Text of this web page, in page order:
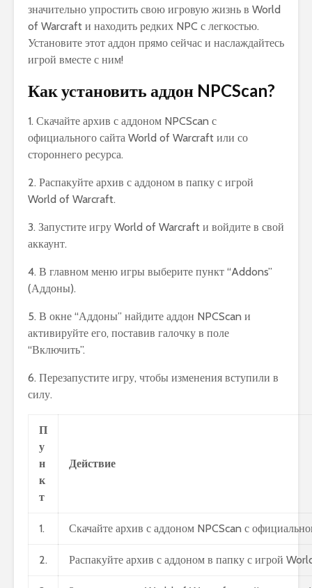
значительно упростить свою игровую жизнь в World
of Warcraft и находить редких NPC с легкостью.
Установите этот аддон прямо сейчас и наслаждайтесь
игрой вместе с ним!
Как установить аддон NPCScan?
1. Скачайте архив с аддоном NPCScan с
официального сайта World of Warcraft или со
стороннего ресурса.
2. Распакуйте архив с аддоном в папку с игрой
World of Warcraft.
3. Запустите игру World of Warcraft и войдите в свой
аккаунт.
4. В главном меню игры выберите пункт “Addons”
(Аддоны).
5. В окне “Аддоны” найдите аддон NPCScan и
активируйте его, поставив галочку в поле
“Включить”.
6. Перезапустите игру, чтобы изменения вступили в
силу.
П
у
н
к
т
Действие
1. Скачайте архив с аддоном NPCScan с
2. Распакуйте архив с аддоном в папку с игрой